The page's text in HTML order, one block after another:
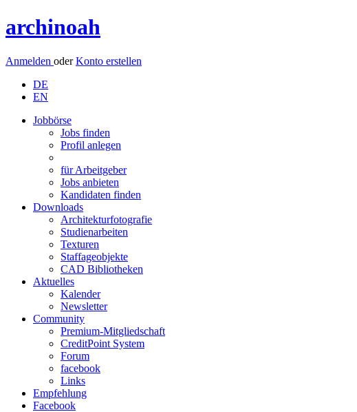
archinoah
Anmelden oderKonto erstellen
DE
EN
Jobbörse
Jobs finden
Profil anlegen
für Arbeitgeber
Jobs anbieten
Kandidaten finden
Downloads
Architekturfotografie
Studienarbeiten
Texturen
Staffageobjekte
CAD Bibliotheken
Aktuelles
Kalender
Newsletter
Community
Premium-Mitgliedschaft
CreditPoint System
Forum
facebook
Links
Empfehlung
Facebook